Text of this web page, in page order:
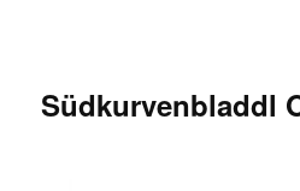
Südkurvenbladdl